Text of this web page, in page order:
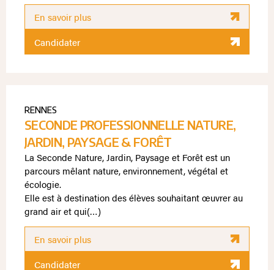
En savoir plus
Candidater
RENNES
SECONDE PROFESSIONNELLE NATURE,
JARDIN, PAYSAGE & FORÊT
La Seconde Nature, Jardin, Paysage et Forêt est un
parcours mêlant nature, environnement, végétal et
écologie.
Elle est à destination des élèves souhaitant œuvrer au
grand air et qui(…)
En savoir plus
Candidater